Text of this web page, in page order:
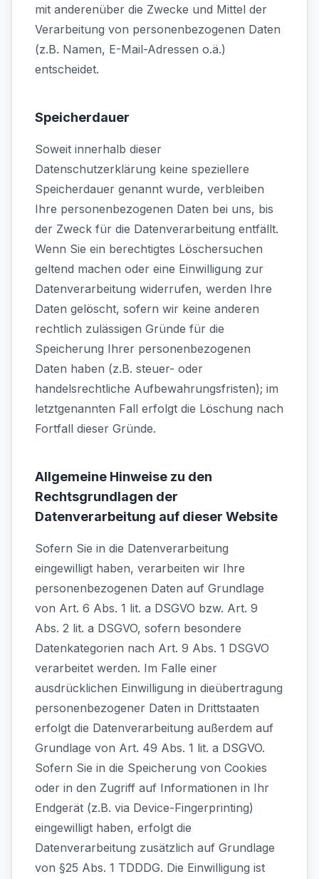
mit anderenüber die Zwecke und Mittel der
Verarbeitung von personenbezogenen Daten
(z.B. Namen, E-Mail-Adressen o.ä.)
entscheidet.
Speicherdauer
Soweit innerhalb dieser
Datenschutzerklärung keine speziellere
Speicherdauer genannt wurde, verbleiben
Ihre personenbezogenen Daten bei uns, bis
der Zweck für die Datenverarbeitung entfällt.
Wenn Sie ein berechtigtes Löschersuchen
geltend machen oder eine Einwilligung zur
Datenverarbeitung widerrufen, werden Ihre
Daten gelöscht, sofern wir keine anderen
rechtlich zulässigen Gründe für die
Speicherung Ihrer personenbezogenen
Daten haben (z.B. steuer- oder
handelsrechtliche Aufbewahrungsfristen); im
letztgenannten Fall erfolgt die Löschung nach
Fortfall dieser Gründe.
Allgemeine Hinweise zu den
Rechtsgrundlagen der
Datenverarbeitung auf dieser Website
Sofern Sie in die Datenverarbeitung
eingewilligt haben, verarbeiten wir Ihre
personenbezogenen Daten auf Grundlage
von Art. 6 Abs. 1 lit. a DSGVO bzw. Art. 9
Abs. 2 lit. a DSGVO, sofern besondere
Datenkategorien nach Art. 9 Abs. 1 DSGVO
verarbeitet werden. Im Falle einer
ausdrücklichen Einwilligung in dieübertragung
personenbezogener Daten in Drittstaaten
erfolgt die Datenverarbeitung außerdem auf
Grundlage von Art. 49 Abs. 1 lit. a DSGVO.
Sofern Sie in die Speicherung von Cookies
oder in den Zugriff auf Informationen in Ihr
Endgerät (z.B. via Device-Fingerprinting)
eingewilligt haben, erfolgt die
Datenverarbeitung zusätzlich auf Grundlage
von §25 Abs. 1 TDDDG. Die Einwilligung ist